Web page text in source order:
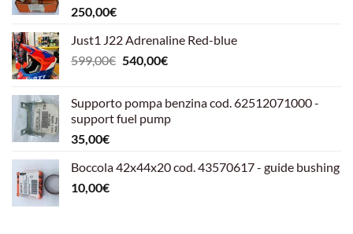
250,00€
Just1 J22 Adrenaline Red-blue
599,00€ Il
era:
599,00€.
540,00€Il
è:
540,00€.
Supporto pompa benzina cod. 62512071000 -
support fuel pump
35,00€
Boccola 42x44x20 cod. 43570617 - guide bushing
10,00€